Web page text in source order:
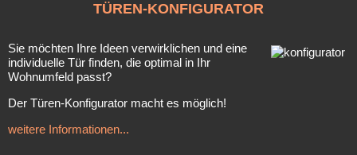
TÜREN-KONFIGURATOR
Sie möchten Ihre Ideen verwirklichen und eine
individuelle Tür finden, die optimal in Ihr
Wohnumfeld passt?
Der Türen-Konfigurator macht es möglich!
weitere Informationen...